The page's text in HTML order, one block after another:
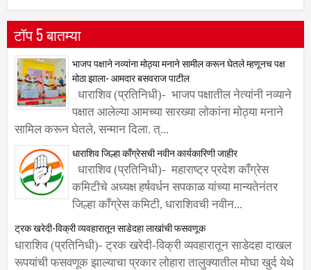
टॉप 5 बातम्या
भाजप पक्षाने नव्यांना मोठ्या मनाने सामील करून घेतले म्हणूनच पक्ष
मोठा झाला- आमदार बसवराज पाटील
धाराशिव (प्रतिनिधी)- भाजप पक्षातील नेत्यांनी नव्याने
पक्षात आलेल्या आमच्या सारख्या लोकांना मोठ्या मनाने
सामिल करून घेतले, सन्मान दिला. त्...
धाराशिव जिल्हा काँग्रेसची नवीन कार्यकारिणी जाहीर
धाराशिव (प्रतिनिधी)- महाराष्ट्र प्रदेश काँग्रेस
कमिटीचे अध्यक्ष हर्षवर्धन सपकाळ यांच्या मान्यतेनंतर
जिल्हा काँग्रेस कमिटी, धाराशिवची नवीन...
ट्रक खरेदी-विक्री व्यवहारातून साडेदहा लाखांची फसवणूक
धाराशिव (प्रतिनिधी)- ट्रक खरेदी-विक्री व्यवहारातून साडेदहा दाखल
रूपयांची फसवणूक झाल्याचा प्रकार लोहारा तालुक्यातील मोघा खुर्द येथे
घडला आहे....